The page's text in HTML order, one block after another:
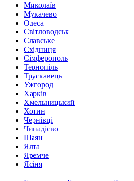
Миколаїв
Мукачево
Одеса
Світловодськ
Славське
Східниця
Сімферополь
Тернопіль
Трускавець
Ужгород
Харків
Хмельницький
Хотин
Чернівці
Чинадієво
Шаян
Ялта
Яремче
Ясіня